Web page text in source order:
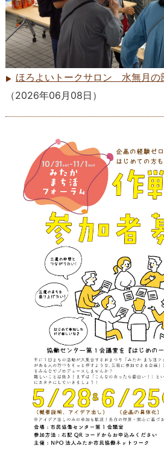
ほろよいトークサロン 水無月の
（2026年06月08日 ）